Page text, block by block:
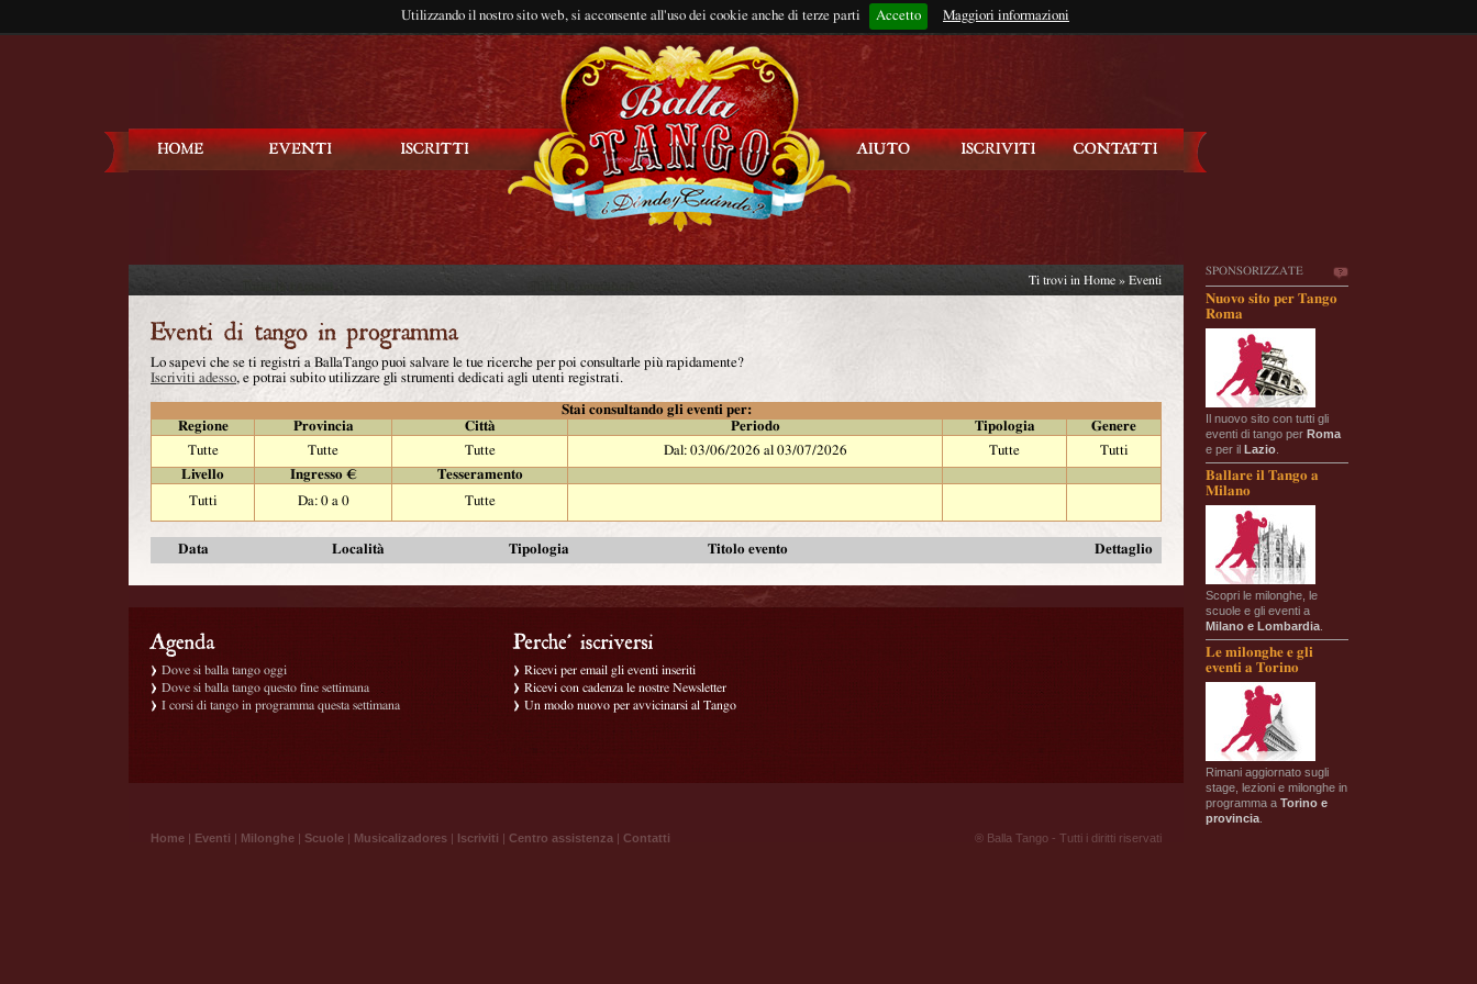
Utilizzando il nostro sito web, si acconsente all'uso dei cookie anche di terze parti Accetto Maggiori informazioni
Rimani connesso?
SPONSORIZZATE
Nuovo sito per Tango
Roma
Il nuovo sito con tutti gli
eventi di tango per Roma
e per il Lazio
Ballare il Tango a
Milano
Scopri le milonghe, le
scuole e gli eventi a
Milano e Lombardia
Le milonghe e gli
eventi a Torino
Rimani aggiornato sugli
stage, lezioni e milonghe in
programma a Torino e
provincia
Ti trovi in Home » Eventi
Lo sapevi che se ti registri a BallaTango puoi salvare le tue ricerche per poi consultarle più rapidamente?
Iscriviti adesso, e potrai subito utilizzare gli strumenti dedicati agli utenti registrati.
Stai consultando gli eventi per:
Regione
Provincia Città Periodo Tipologia
Genere
Tutte
Tutte Tutte Dal: 03/06/2026 al 03/07/2026 Tutte
Tutti
Livello
Ingresso €
Tesseramento
Tutti
Da: 0 a 0 Tutte
Data Località Tipologia Titolo evento Dettaglio
Dove si balla tango oggi
Dove si balla tango questo fine settimana
I corsi di tango in programma questa settimana
Ricevi per email gli eventi inseriti
Ricevi con cadenza le nostre Newsletter
Un modo nuovo per avvicinarsi al Tango
Home | Eventi | Milonghe | Scuole | Musicalizadores | Iscriviti | Centro assistenza | Contatti ® Balla Tango - Tutti i diritti riservati